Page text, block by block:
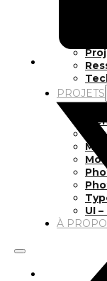
PROJETS
UI –
À